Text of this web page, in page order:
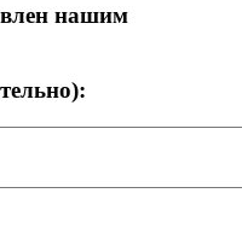
нашим